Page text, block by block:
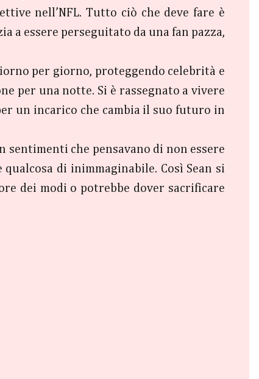
nell’NFL. Tutto ciò che deve fare è
a essere perseguitato da una fan pazza,
per giorno, proteggendo celebrità e
per una notte. Si è rassegnato a vivere
un incarico che cambia il suo futuro in
sentimenti che pensavano di non essere
di inimmaginabile. Così Sean si
dei modi o potrebbe dover sacrificare